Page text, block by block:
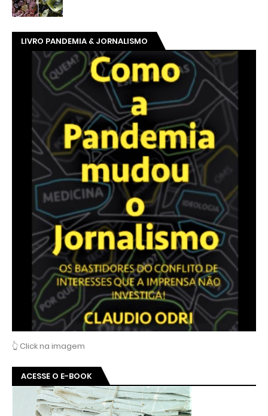
LIVRO PANDEMIA & JORNALISMO
👆 Click na imagem
ACESSE O E-BOOK